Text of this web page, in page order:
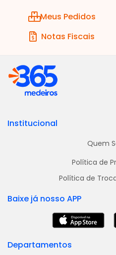
Meus Pedidos
Notas Fiscais
Institucional
Quem
Política de
Política de
Baixe já nosso APP
Departamentos